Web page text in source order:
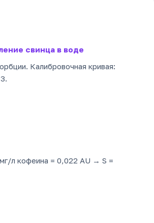
свинца в воде
Калибровочная кривая:
л кофеина = 0,022 AU → S =